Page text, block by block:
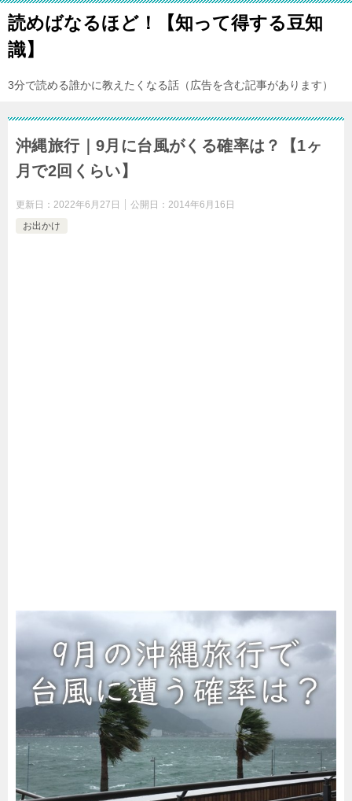
読めばなるほど！【知って得する豆知
識】
3分で読める誰かに教えたくなる話（広告を含む記事があります）
沖縄旅行｜9月に台風がくる確率は？【1ヶ
月で2回くらい】
更新日： 2022年6月27日 公開日： 2014年6月16日
お出かけ